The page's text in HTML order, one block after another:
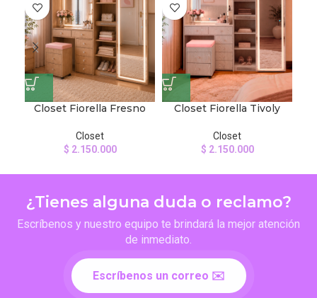
Closet Fiorella Fresno
Closet
$ 2.150.000
Closet Fiorella Tivoly
Closet
$ 2.150.000
¿Tienes alguna duda o reclamo?
Escríbenos y nuestro equipo te brindará la mejor atención
de inmediato.
Escríbenos un correo ✉️